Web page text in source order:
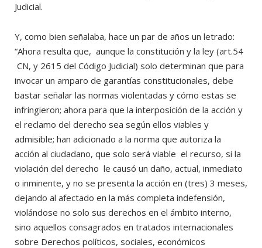
Judicial.
Y, como bien señalaba, hace un par de años un letrado:
“Ahora resulta que, aunque la constitución y la ley (art.54
CN, y 2615 del Código Judicial) solo determinan que para
invocar un amparo de garantías constitucionales, debe
bastar señalar las normas violentadas y cómo estas se
infringieron; ahora para que la interposición de la acción y
el reclamo del derecho sea según ellos viables y
admisible; han adicionado a la norma que autoriza la
acción al ciudadano, que solo será viable el recurso, si la
violación del derecho le causó un daño, actual, inmediato
o inminente, y no se presenta la acción en (tres) 3 meses,
dejando al afectado en la más completa indefensión,
violándose no solo sus derechos en el ámbito interno,
sino aquellos consagrados en tratados internacionales
sobre Derechos políticos, sociales, económicos